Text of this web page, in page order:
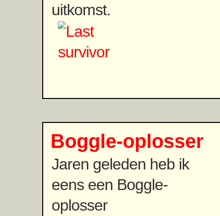
uitkomst.
Boggle-oplosser
Jaren geleden heb ik
eens een Boggle-
oplosser